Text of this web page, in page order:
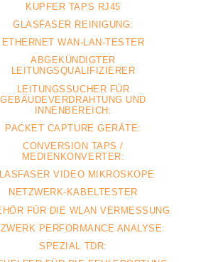
KUPFER TAPS RJ45
GLASFASER REINIGUNG:
ETHERNET WAN-LAN-TESTER
ABGEKÜNDIGTER
LEITUNGSQUALIFIZIERER
LEITUNGSSUCHER FÜR
GEBÄUDEVERDRAHTUNG UND
INNENBEREICH:
PACKET CAPTURE GERÄTE:
CONVERSION TAPS /
MEDIENKONVERTER:
VIDEO MIKROSKOPE
NETZWERK-KABELTESTER
FÜR DIE WLAN VERMESSUNG
PERFORMANCE ANALYSE:
SPEZIAL TDR: